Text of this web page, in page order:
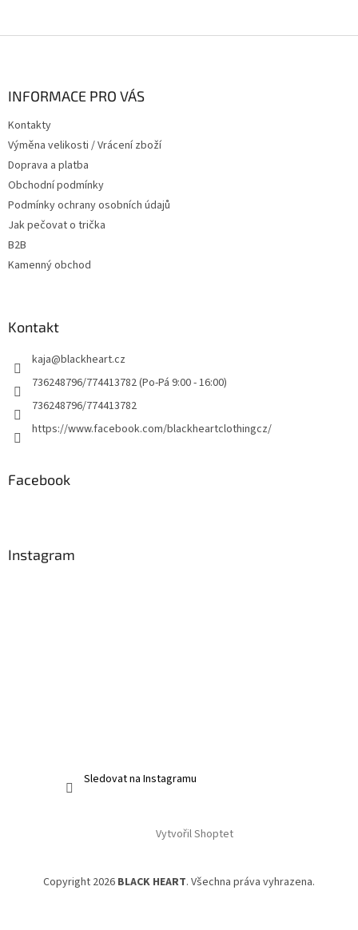
INFORMACE PRO VÁS
Kontakty
Výměna velikosti / Vrácení zboží
Doprava a platba
Obchodní podmínky
Podmínky ochrany osobních údajů
Jak pečovat o trička
B2B
Kamenný obchod
Kontakt
kaja@blackheart.cz
736248796/774413782 (Po-Pá 9:00 - 16:00)
736248796/774413782
https://www.facebook.com/blackheartclothingcz/
Facebook
Instagram
Sledovat na Instagramu
Vytvořil Shoptet
Copyright 2026 BLACK HEART. Všechna práva vyhrazena.